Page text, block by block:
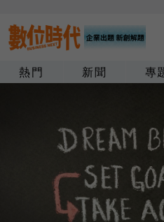
熱門 新聞 專